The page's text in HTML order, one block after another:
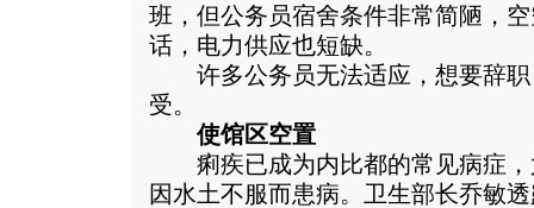
班，但公务员宿舍条件非常简陋，
话，电力供应也短缺。
许多公务员无法适应，想要辞职
受。
使馆区空置
痢疾已成为内比都的常见病症，
因水土不服而患病。卫生部长乔敏